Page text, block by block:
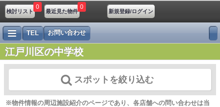
検討リスト
0
最近見た物件
0
新規登録/ログイン
TEL お問い合わせ
江戸川区の中学校
スポットを絞り込む
※物件情報の周辺施設紹介のページであり、各店舗への問い合わせは当